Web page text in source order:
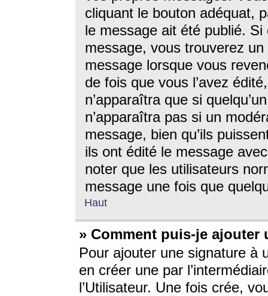
cliquant le bouton adéquat,
le message ait été publié. Si
message, vous trouverez
message lorsque vous
de fois que vous l’avez
n’apparaîtra que si
n’apparaîtra pas si un
message, bien qu’ils
ils ont édité le message
noter que les utilisateurs
message une fois que
Haut
» Comment puis-je ajouter
Pour ajouter une signature à
en créer une par
l’Utilisateur. Une fois crée,